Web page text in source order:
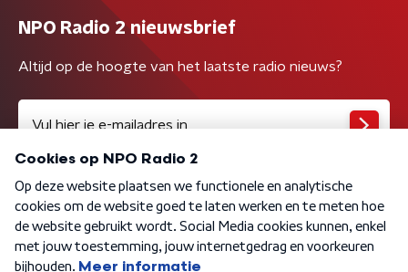
NPO Radio 2 nieuwsbrief
Altijd op de hoogte van het laatste radio nieuws?
Algemene voorwaarden